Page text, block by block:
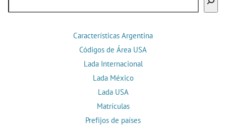
Características Argentina
Códigos de Área USA
Lada Internacional
Lada México
Lada USA
Matrículas
Prefijos de países